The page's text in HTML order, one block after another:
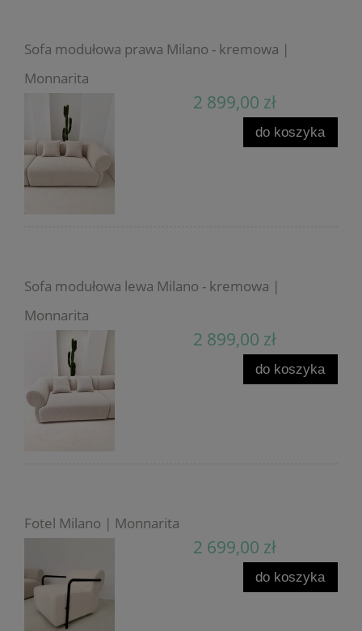
Sofa modułowa prawa Milano - kremowa |
Monnarita
2 899,00 zł
do koszyka
Sofa modułowa lewa Milano - kremowa |
Monnarita
2 899,00 zł
do koszyka
Fotel Milano | Monnarita
2 699,00 zł
do koszyka